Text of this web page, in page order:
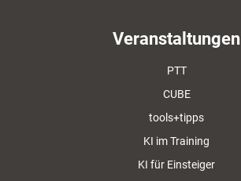
Veranstaltungen
PTT
CUBE
tools+tipps
KI im Training
KI für Einsteiger